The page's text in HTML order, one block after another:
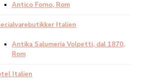
Antico Forno, Rom
Italien
Antika Salumeria Volpetti, dal 1870,
Rom
Italien